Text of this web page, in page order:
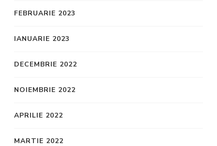
FEBRUARIE 2023
IANUARIE 2023
DECEMBRIE 2022
NOIEMBRIE 2022
APRILIE 2022
MARTIE 2022